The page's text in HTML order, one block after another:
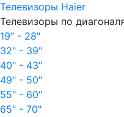
Телевизоры Haier
Телевизоры по
19" - 28"
32" - 39"
40" - 43"
49" - 50"
55" - 60"
65" - 70"